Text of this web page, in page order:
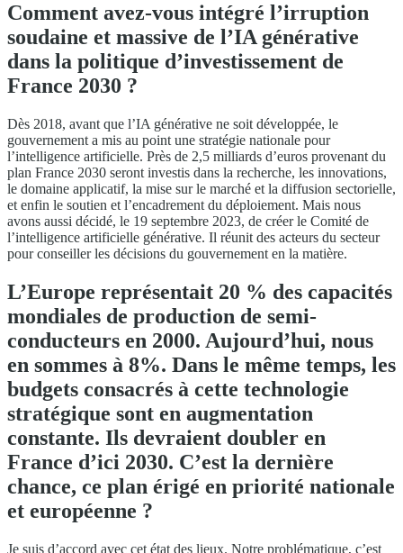
Comment avez-vous intégré l’irruption
soudaine et massive de l’IA générative
dans la politique d’investissement de
France 2030 ?
Dès 2018, avant que l’IA générative ne soit développée, le
gouvernement a mis au point une stratégie nationale pour
l’intelligence artificielle. Près de 2,5 milliards d’euros provenant du
plan France 2030 seront investis dans la recherche, les innovations,
le domaine applicatif, la mise sur le marché et la diffusion sectorielle,
et enfin le soutien et l’encadrement du déploiement. Mais nous
avons aussi décidé, le 19 septembre 2023, de créer le Comité de
l’intelligence artificielle générative. Il réunit des acteurs du secteur
pour conseiller les décisions du gouvernement en la matière.
L’Europe représentait 20 % des capacités
mondiales de production de semi-
conducteurs en 2000. Aujourd’hui, nous
en sommes à 8%. Dans le même temps, les
budgets consacrés à cette technologie
stratégique sont en augmentation
constante. Ils devraient doubler en
France d’ici 2030. C’est la dernière
chance, ce plan érigé en priorité nationale
et européenne ?
Je suis d’accord avec cet état des lieux. Notre problématique, c’est